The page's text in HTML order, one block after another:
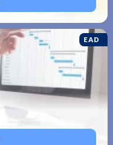
EAD